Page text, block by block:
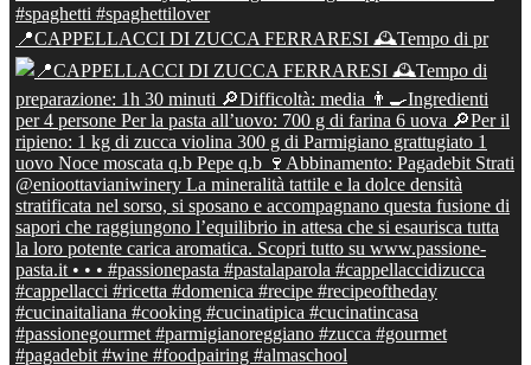
📍CAPPELLACCI DI ZUCCA FERRARESI 🕰Tempo di pr